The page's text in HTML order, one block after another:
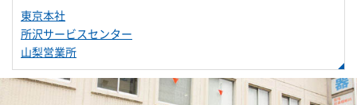
東京本社
所沢サービスセンター
山梨営業所